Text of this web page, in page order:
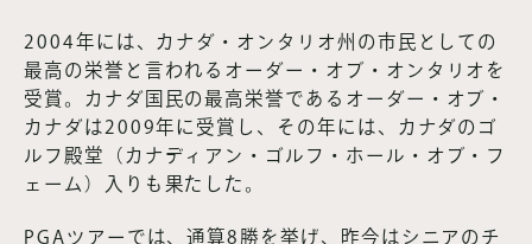
2004年には、カナダ・オンタリオ州の市民としての
最高の栄誉と言われるオーダー・オブ・オンタリオを
受賞。カナダ国民の最高栄誉であるオーダー・オブ・
カナダは2009年に受賞し、その年には、カナダのゴ
ルフ殿堂（カナディアン・ゴルフ・ホール・オブ・フ
ェーム）入りも果たした。
PGAツアーでは、通算8勝を挙げ、昨今はシニアのチ